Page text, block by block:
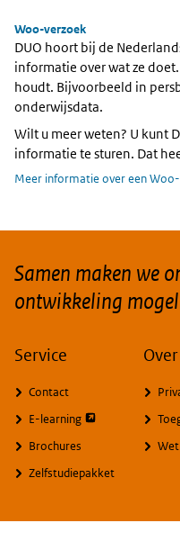
Woo-verzoek
DUO hoort bij de
informatie over wat ze
houdt. Bijvoorbeeld in
onderwijsdata.
Wilt u meer weten? U kunt
informatie te sturen. Dat
Meer informatie over een
Samen maken we
ontwikkeling
Service
Contact
E-learning opent externe
Brochures
Zelfstudiepakket